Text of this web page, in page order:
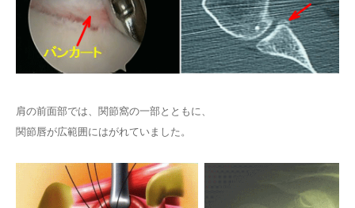
肩の前面部では、関節窩の一部とともに、
関節唇が広範囲にはがれていました。